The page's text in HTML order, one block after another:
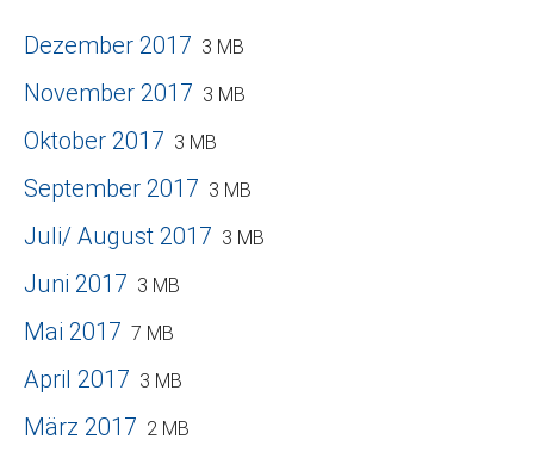
Dezember 2017 3 MB
November 2017 3 MB
Oktober 2017 3 MB
September 2017 3 MB
Juli/ August 2017 3 MB
Juni 2017 3 MB
Mai 2017 7 MB
April 2017 3 MB
März 2017 2 MB